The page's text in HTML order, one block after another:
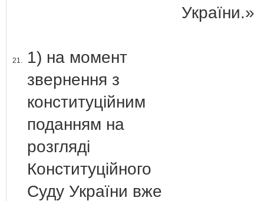
України.»
21.
1) на момент
звернення з
конституційним
поданням на
розгляді
Конституційного
Суду України вже